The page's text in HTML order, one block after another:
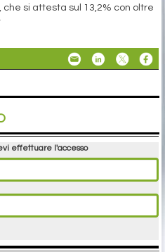
si attesta sul 13,2% con oltre
effettuare l'accesso